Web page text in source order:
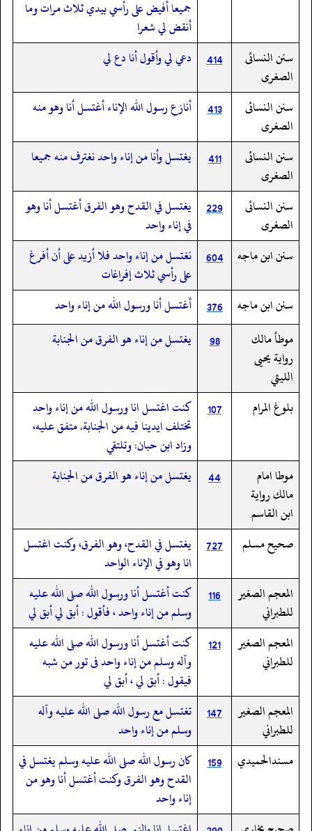
جميعا أفيض على رأسي بيدي ثلاث مرات وما
أنقض لي شعرا
سنن النسائى
الصغرى
414 دعي لي وأقول أنا دع لي
سنن النسائى
الصغرى
413 أنازع رسول الله الإناء أغتسل أنا وهو منه
سنن النسائى
الصغرى
411 يغتسل وأنا من إناء واحد نغترف منه جميعا
سنن النسائى
الصغرى
229
يغتسل في القدح وهو الفرق أغتسل أنا وهو
في إناء واحد
سنن ابن ماجه
604
نغتسل من إناء واحد فلا أزيد على أن أفرغ
على رأسي ثلاث إفراغات
سنن ابن ماجه
376
أغتسل أنا ورسول الله من إناء واحد
موطأ مالك
رواية يحيى
الليثي
98 يغتسل من إناء هو الفرق من الجنابة
بلوغ المرام 107
كنت اغتسل انا ورسول الله من إناء واحد
تختلف ايدينا فيه من الجنابة. متفق عليه،‏‏‏‏
وزاد ابن حبان: وتلتقي
موطا امام
مالك رواية
ابن القاسم
44 يغتسل من إناء هو الفرق من الجنابة
صحيح مسلم 727
يغتسل في القدح، وهو الفرق، وكنت اغتسل
انا وهو في الإناء الواحد
المعجم الصغير
للطبراني
116
كنت أغتسل أنا ورسول الله صلى الله عليه
وسلم من إناء واحد ، فأقول : أبق لي أبق لي
المعجم الصغير
للطبراني
121
كنت أغتسل أنا ورسول الله صلى الله عليه
وآله وسلم من إناء واحد فى تور من شبه
فيقول : أبق لي ، أبق لي
المعجم الصغير
للطبراني
147
تغتسل مع رسول الله صلى الله عليه وآله
وسلم من إناء واحد
مسندالحميدي
159
كان رسول الله صلى الله عليه وسلم يغتسل في
القدح وهو الفرق وكنت أغتسل أنا وهو من
إناء واحد